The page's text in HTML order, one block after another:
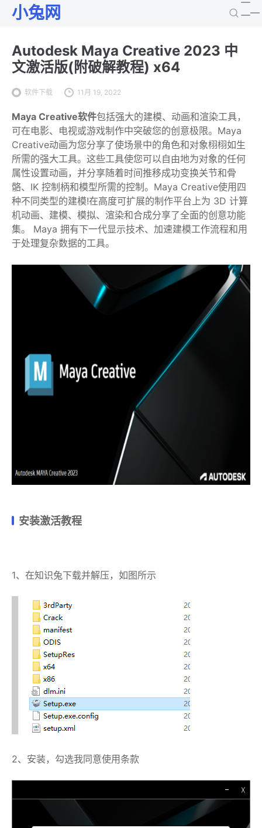
小兔网
Autodesk Maya Creative 2023 中
文激活版(附破解教程) x64
软件下载 11月 19, 2022
Maya Creative软件包括强大的建模、动画和渲染工具，
可在电影、电视或游戏制作中突破您的创意极限。Maya
Creative动画为您分享了使场景中的角色和对象栩栩如生
所需的强大工具。这些工具使您可以自由地为对象的任何
属性设置动画，并分享随着时间推移成功变换关节和骨
骼、IK 控制柄和模型所需的控制。Maya Creative使用四
种不同类型的建模!在高度可扩展的制作平台上为 3D 计算
机动画、建模、模拟、渲染和合成分享了全面的创意功能
集。 Maya 拥有下一代显示技术、加速建模工作流程和用
于处理复杂数据的工具。
安装激活教程
1、在知识兔下载并解压，如图所示
2、安装，勾选我同意使用条款